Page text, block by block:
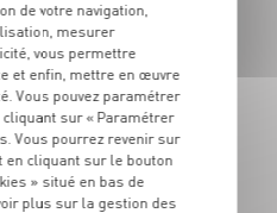
magasins proches de votre
ci-dessous ceux qui sont les
!
de votre navigation,
mesurer
vous permettre
et enfin, mettre en œuvre
Vous pouvez paramétrer
sur « Paramétrer
Vous pourrez revenir sur
en cliquant sur le bouton
» situé en bas de
plus sur la gestion des